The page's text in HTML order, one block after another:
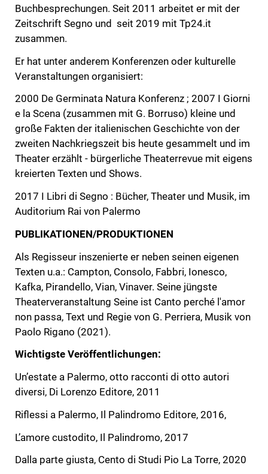
Buchbesprechungen. Seit 2011 arbeitet er mit der
Zeitschrift Segno und seit 2019 mit Tp24.it
zusammen.
Er hat unter anderem Konferenzen oder kulturelle
Veranstaltungen organisiert:
2000 De Germinata Natura Konferenz ; 2007 I Giorni
e la Scena (zusammen mit G. Borruso) kleine und
große Fakten der italienischen Geschichte von der
zweiten Nachkriegszeit bis heute gesammelt und im
Theater erzählt - bürgerliche Theaterrevue mit eigens
kreierten Texten und Shows.
2017 I Libri di Segno : Bücher, Theater und Musik, im
Auditorium Rai von Palermo
PUBLIKATIONEN/PRODUKTIONEN
Als Regisseur inszenierte er neben seinen eigenen
Texten u.a.: Campton, Consolo, Fabbri, Ionesco,
Kafka, Pirandello, Vian, Vinaver. Seine jüngste
Theaterveranstaltung Seine ist Canto perché l'amor
non passa, Text und Regie von G. Perriera, Musik von
Paolo Rigano (2021).
Wichtigste Veröffentlichungen:
Un’estate a Palermo, otto racconti di otto autori
diversi, Di Lorenzo Editore, 2011
Riflessi a Palermo, Il Palindromo Editore, 2016,
L’amore custodito, Il Palindromo, 2017
Dalla parte giusta, Cento di Studi Pio La Torre, 2020